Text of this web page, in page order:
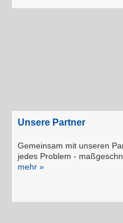
Unsere Partner
Gemeinsam mit unseren
jedes Problem -
mehr »